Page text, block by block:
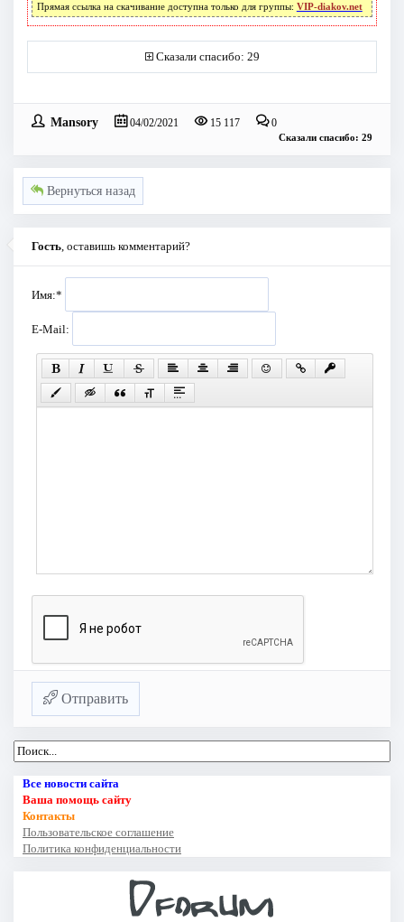
Прямая ссылка на скачивание доступна только для группы: VIP-diakov.net
Сказали спасибо: 29
Mansory 04/02/2021 15 117 0
Сказали спасибо: 29
Вернуться назад
Гость, оставишь комментарий?
Имя:*
E-Mail:
Отправить
Все новости сайта
Ваша помощь сайту
Контакты
Пользовательское соглашение
Политика конфиденциальности